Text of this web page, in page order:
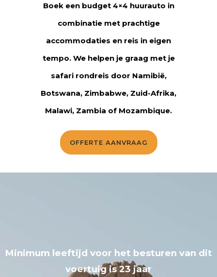
Boek een budget 4×4 huurauto in
combinatie met prachtige
accommodaties en reis in eigen
tempo. We helpen je graag met je
safari rondreis door Namibië,
Botswana, Zimbabwe, Zuid-Afrika,
Malawi, Zambia of Mozambique.
OFFERTE AANVRAAG
Minimum leeftijd voor het besturen van dit
voertuig is 23 jaar